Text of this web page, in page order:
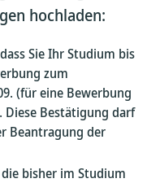
hochladen:
Sie Ihr Studium bis
zum
(für eine Bewerbung
Diese Bestätigung darf
Beantragung der
bisher im Studium